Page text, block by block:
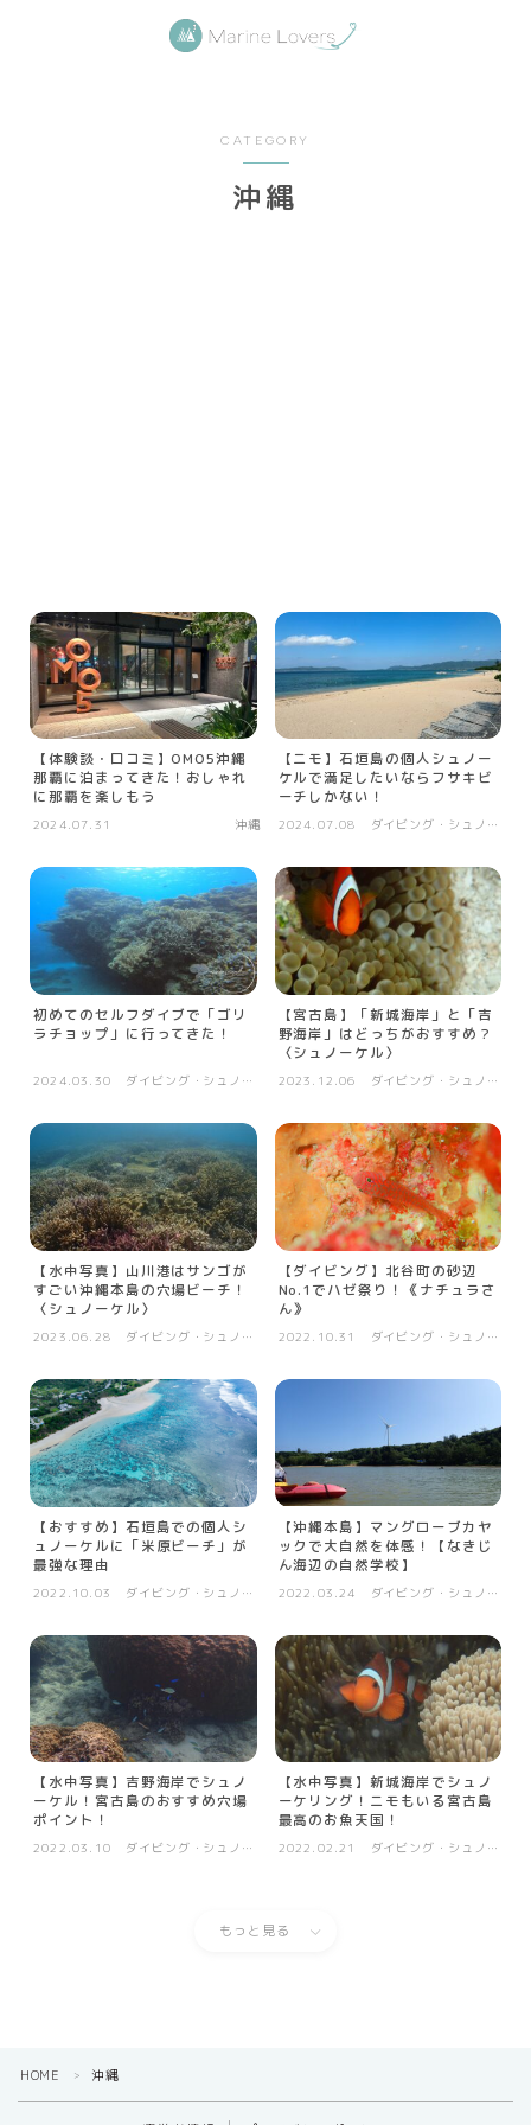
CATEGORY
沖縄
【体験談・口コミ】OMO5沖縄
那覇に泊まってきた！おしゃれ
に那覇を楽しもう
2024.07.31 沖縄
【ニモ】石垣島の個人シュノー
ケルで満足したいならフサキビ
ーチしかない！
2024.07.08
ダイビング・シュノー
初めてのセルフダイブで「ゴリ
ラチョップ」に行ってきた！
2024.03.30
ダイビング・シュノー
【宮古島】「新城海岸」と「吉
野海岸」はどっちがおすすめ？
〈シュノーケル〉
2023.12.06
ダイビング・シュノー
【水中写真】山川港はサンゴが
すごい沖縄本島の穴場ビーチ！
〈シュノーケル〉
2023.06.28
ダイビング・シュノー
【ダイビング】北谷町の砂辺
No.1でハゼ祭り！《ナチュラさ
ん》
2022.10.31
ダイビング・シュノー
【おすすめ】石垣島での個人シ
ュノーケルに「米原ビーチ」が
最強な理由
2022.10.03
ダイビング・シュノー
【沖縄本島】マングローブカヤ
ックで大自然を体感！【なきじ
ん海辺の自然学校】
2022.03.24
ダイビング・シュノー
【水中写真】吉野海岸でシュノ
ーケル！宮古島のおすすめ穴場
ポイント！
2022.03.10
ダイビング・シュノー
【水中写真】新城海岸でシュノ
ーケリング！ニモもいる宮古島
最高のお魚天国！
2022.02.21
ダイビング・シュノー
もっと見る
HOME ＞ 沖縄